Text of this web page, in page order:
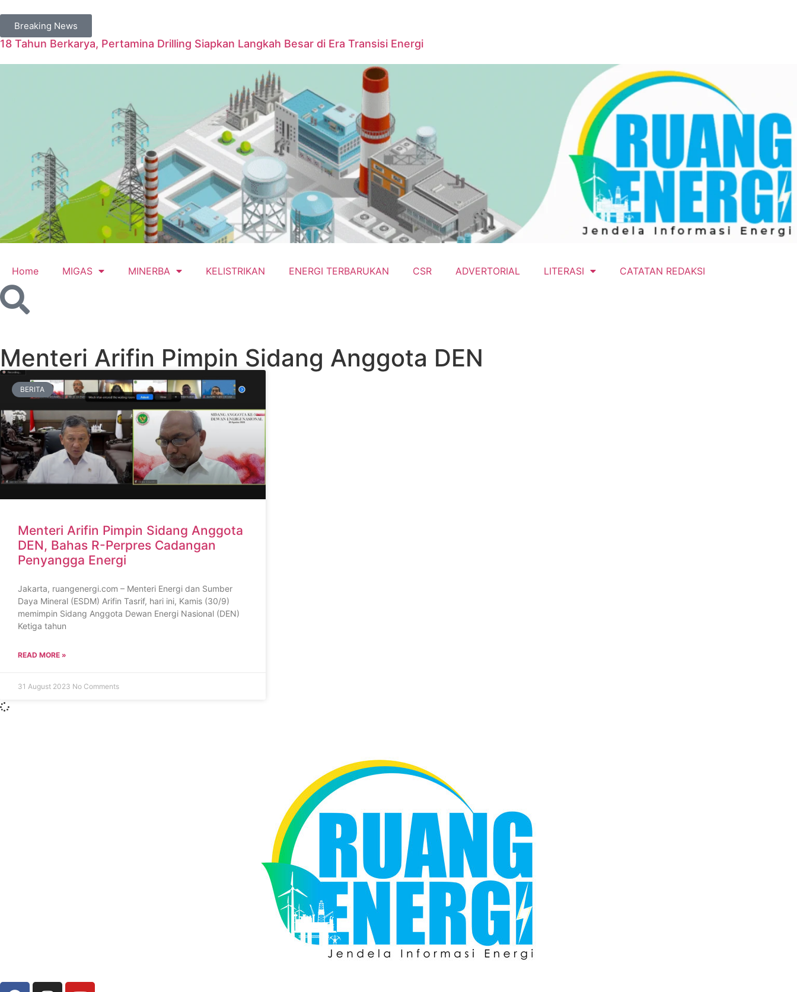
Breaking News
18 Tahun Berkarya, Pertamina Drilling Siapkan Langkah Besar di Era Transisi Energi
Home MIGAS MINERBA KELISTRIKAN ENERGI TERBARUKAN CSR ADVERTORIAL LITERASI CATATAN REDAKSI
Menteri Arifin Pimpin Sidang Anggota DEN
BERITA
Menteri Arifin Pimpin Sidang Anggota
DEN, Bahas R-Perpres Cadangan
Penyangga Energi
Jakarta, ruangenergi.com – Menteri Energi dan Sumber
Daya Mineral (ESDM) Arifin Tasrif, hari ini, Kamis (30/9)
memimpin Sidang Anggota Dewan Energi Nasional (DEN)
Ketiga tahun
READ MORE »
31 August 2023 No Comments